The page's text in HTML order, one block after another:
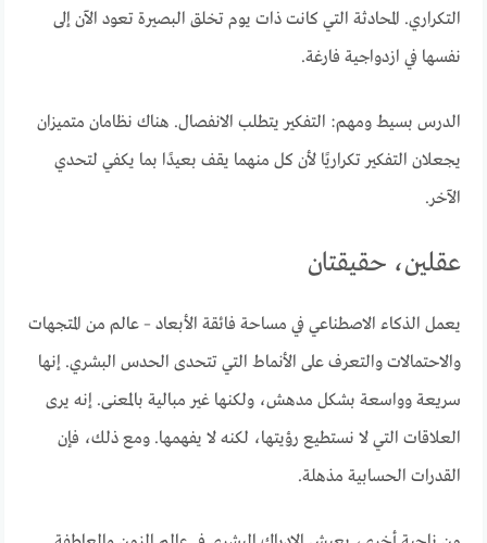
التكراري. المحادثة التي كانت ذات يوم تخلق البصيرة تعود الآن إلى
نفسها في ازدواجية فارغة.
الدرس بسيط ومهم: التفكير يتطلب الانفصال. هناك نظامان متميزان
يجعلان التفكير تكراريًا لأن كل منهما يقف بعيدًا بما يكفي لتحدي
الآخر.
عقلين، حقيقتان
يعمل الذكاء الاصطناعي في مساحة فائقة الأبعاد – عالم من المتجهات
والاحتمالات والتعرف على الأنماط التي تتحدى الحدس البشري. إنها
سريعة وواسعة بشكل مدهش، ولكنها غير مبالية بالمعنى. إنه يرى
العلاقات التي لا نستطيع رؤيتها، لكنه لا يفهمها. ومع ذلك، فإن
القدرات الحسابية مذهلة.